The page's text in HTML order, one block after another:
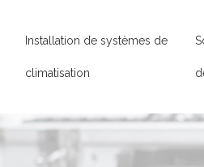
Installation de systèmes de
climatisation